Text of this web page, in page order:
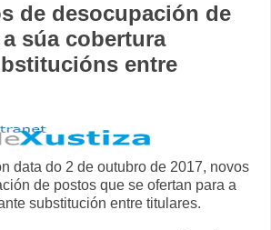
de desocupación de
súa cobertura
entre
data do 2 de outubro de 2017, novos
de postos que se ofertan para a
substitución entre titulares.